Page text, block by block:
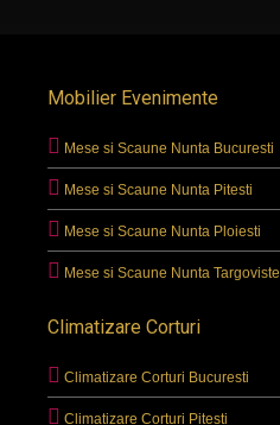
Mobilier Evenimente
Mese si Scaune Nunta Bucuresti
Mese si Scaune Nunta Pitesti
Mese si Scaune Nunta Ploiesti
Mese si Scaune Nunta Targoviste
Climatizare Corturi
Climatizare Corturi Bucuresti
Climatizare Corturi Pitesti